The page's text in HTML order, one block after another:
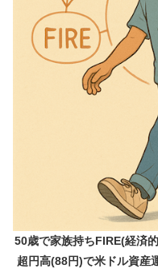
50歳で家族持ちFIRE(経済
超円高(88円)で米ドル資産